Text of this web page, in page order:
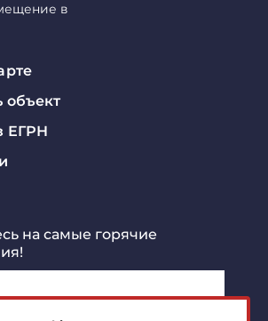
в
объект
ЕГРН
на самые горячие